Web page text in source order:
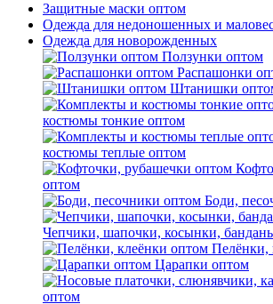
Защитные маски оптом
Одежда для недоношенных и
Одежда для новорожденных
Ползунки оптом
Распашонки
Штанишки
костюмы тонкие оптом
костюмы теплые оптом
оптом
Боди,
Чепчики, шапочки, косынки,
Пелёнки,
Царапки оптом